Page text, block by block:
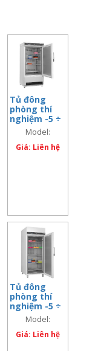
Tủ đông
phòng thí
nghiệm -5 ÷
– 30 độ C,
300 lít
Model:
FROSTER-LABO-
Giá: Liên hệ
Tủ đông
phòng thí
nghiệm -5 ÷
– 30 độ C,
700 lít
Model:
FROSTER-LABO-
Giá: Liên hệ